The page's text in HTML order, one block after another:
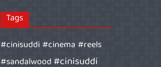
Tags
#cinisuddi #cinema #reels
#sandalwood#cinisuddi